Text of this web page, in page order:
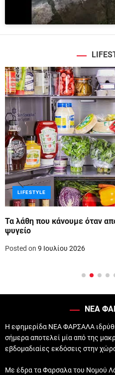
LIFESTYLE
Τα λάθη που κάνουμε όταν
ψυγείο
Posted on 9 Ιουλίου 2026
ΝΕΑ
Η εφημερίδα ΝΕΑ ΦΑΡΣΑΛΑ
σήμερα αποτελεί μία από της
εβδομαδιαίες εκδόσεις στην
Με έδρα τα Φαρσαλα του Νομού